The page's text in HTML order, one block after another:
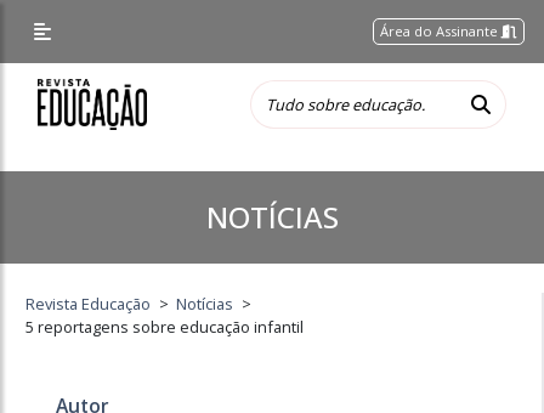
Área do Assinante
NOTÍCIAS
Revista Educação > Notícias >
5 reportagens sobre educação infantil
Autor